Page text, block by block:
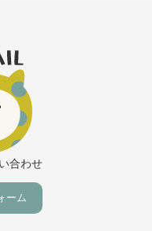
合わせ
ーム